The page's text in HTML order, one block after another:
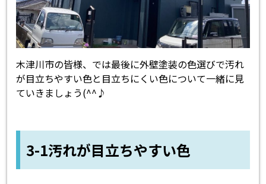
木津川市の皆様、では最後に外壁塗装の色選びで汚れ
が目立ちやすい色と目立ちにくい色について一緒に見
ていきましょう(^^♪
3-1汚れが目立ちやすい色